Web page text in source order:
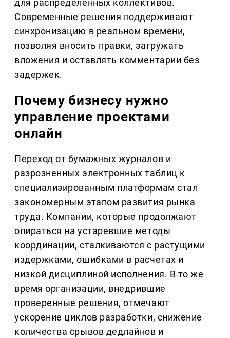
для распределенных коллективов.
Современные решения поддерживают
синхронизацию в реальном времени,
позволяя вносить правки, загружать
вложения и оставлять комментарии без
задержек.
Почему бизнесу нужно
управление проектами
онлайн
Переход от бумажных журналов и
разрозненных электронных таблиц к
специализированным платформам стал
закономерным этапом развития рынка
труда. Компании, которые продолжают
опираться на устаревшие методы
координации, сталкиваются с растущими
издержками, ошибками в расчетах и
низкой дисциплиной исполнения. В то же
время организации, внедрившие
проверенные решения, отмечают
ускорение циклов разработки, снижение
количества срывов дедлайнов и